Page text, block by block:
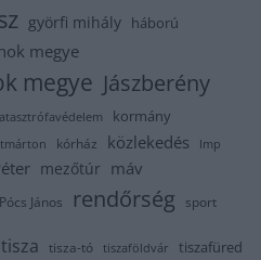
györfi mihály háború
megye
megye Jászberény
kormány
kórház közlekedés lmp
mezőtúr máv
Pócs János rendőrség sport
tisza tisza-tó tiszaföldvár tiszafüred